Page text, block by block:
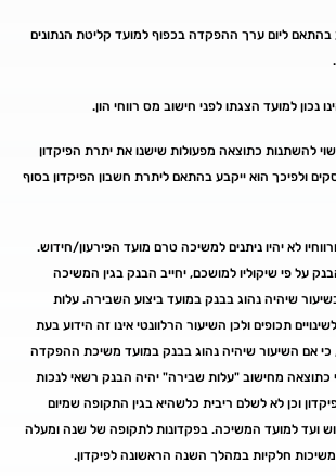
ליום ערך ההפקדה בכפוף למועד קליטת הנתונים
נכון למועד הצגתו לפני חישוב מס רווחי הון.
להשתנות כתוצאה מפעולות שישנו את יתרת הפיקדון
ולפיכך הוא ייקבע בהתאם ליתרת חשבון הפיקדון בסוף
לא יהיו ניתנים למשיכה טרם מועד הפירעון/חידוש.
על פי שיקוליו למושכם, יחייב הבנק בגין המשיכה
שיהיה נהוג בבנק במועד ביצוע השבירה. עלות
תכופים ולכן השיעור הרלוונטי אינו זה הידוע בעת
כי אם השיעור שיהיה נהוג בבנק במועד משיכת ההפקדה
כתוצאה מחישוב "עלות שבירה" יהיה הבנק רשאי לנכות
וכן לא לשלם ריבית כלשהיא בגין התקופה שמיום
ועד למועד המשיכה. בפקדונות לתקופה של שנה ומעלה
חלקיות במהלך השנה הראשונה לפיקדון.